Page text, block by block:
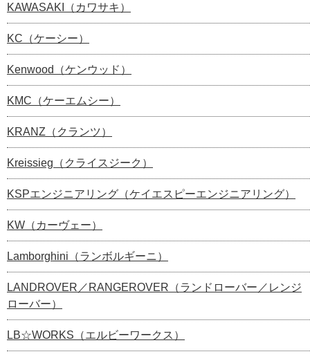
KAWASAKI（カワサキ）
KC（ケーシー）
Kenwood（ケンウッド）
KMC（ケーエムシー）
KRANZ（クランツ）
Kreissieg（クライスジーク）
KSPエンジニアリング（ケイエスピーエンジニアリング）
KW（カーヴェー）
Lamborghini（ランボルギーニ）
LANDROVER／RANGEROVER（ランドローバー／レンジ
ローバー）
LB☆WORKS（エルビーワークス）